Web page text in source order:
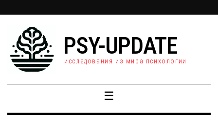
PSY-UPDATE
исследования из мира психологии
☰